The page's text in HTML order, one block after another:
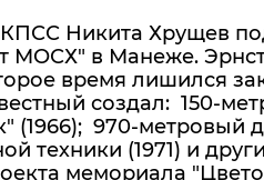
Никита Хрущев
МОСХ" в Манеже.
время лишился
создал: 150-
(1966); 970-метровый
техники (1971) и
мемориала